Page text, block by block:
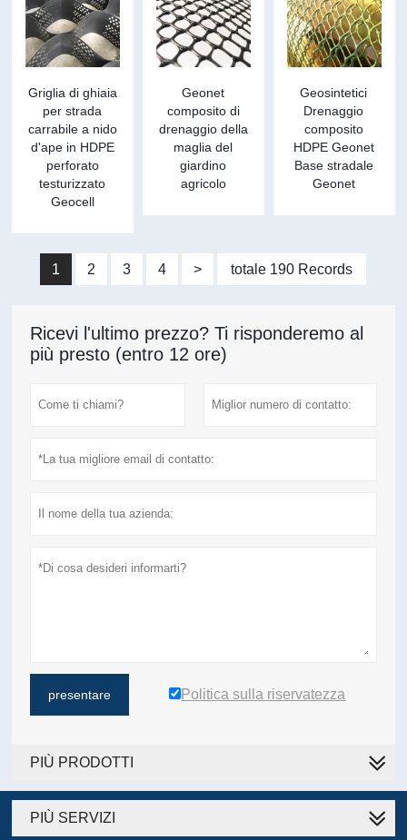
Griglia di ghiaia
per strada
carrabile a nido
d'ape in HDPE
perforato
testurizzato
Geocell
Geonet
composito di
drenaggio della
maglia del
giardino
agricolo
Geosintetici
Drenaggio
composito
HDPE Geonet
Base stradale
Geonet
1 2 3 4 > totale 190 Records
Ricevi l'ultimo prezzo? Ti risponderemo al
più presto (entro 12 ore)
presentare Politica sulla riservatezza
PIÙ PRODOTTI
PIÙ SERVIZI